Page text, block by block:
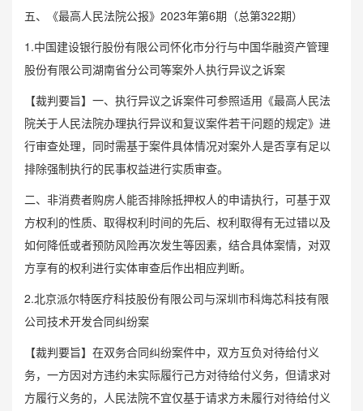
五、《最高人民法院公报》2023年第6期（总第322期）
1.中国建设银行股份有限公司怀化市分行与中国华融资产管理
股份有限公司湖南省分公司等案外人执行异议之诉案
【裁判要旨】一、执行异议之诉案件可参照适用《最高人民法
院关于人民法院办理执行异议和复议案件若干问题的规定》进
行审查处理，同时需基于案件具体情况对案外人是否享有足以
排除强制执行的民事权益进行实质审查。
二、非消费者购房人能否排除抵押权人的申请执行，可基于双
方权利的性质、取得权利时间的先后、权利取得有无过错以及
如何降低或者预防风险再次发生等因素，结合具体案情，对双
方享有的权利进行实体审查后作出相应判断。
2.北京派尔特医疗科技股份有限公司与深圳市科烸芯科技有限
公司技术开发合同纠纷案
【裁判要旨】在双务合同纠纷案件中，双方互负对待给付义
务，一方因对方违约未实际履行己方对待给付义务，但请求对
方履行义务的，人民法院不宜仅基于请求方未履行对待给付义